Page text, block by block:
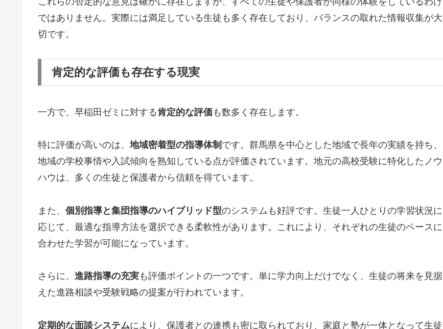
ではありません。実際には満足している生徒も多く存在しており、バランスの取れた情報収集が大
切です。
肯定的な評価も存在する現実
一方で、早稲田ゼミに対する肯定的な評価も数多く存在します。
特に評価が高いのは、地域密着型の指導体制 です。群馬県を中心とした地域で長年の実績を持ち、
地域の学校事情や入試傾向を熟知している点が評価されています。地元の高校受験に特化したノウ
ハウは、多くの生徒と保護者から信頼を得ています。
また、 個別指導と集団指導のハイブリッド型のシステムも好評です。生徒一人ひとりの学習状況に
応じて、最適な指導方法を選択できる柔軟性があります。これにより、それぞれの生徒のペースに
合わせた学習が可能になっています。
さらに、 進路指導の充実も評価ポイントの一つです。単に学力向上だけでなく、生徒の将来を見据
えた進路相談や受験戦略の提案が行われています。
定期的な面談システムにより、保護者との連携も密に取られており、家庭と塾が一体となって生徒